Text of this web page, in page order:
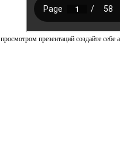
презентаций создайте